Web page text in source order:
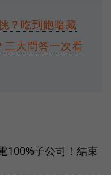
？吃到飽暗藏
三大問答一次看
100%子公司！結束